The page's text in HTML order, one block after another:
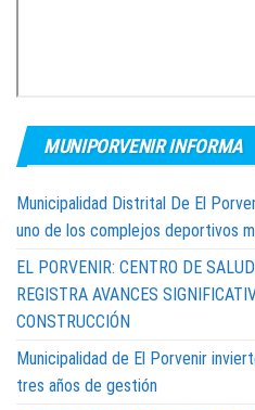
MUNIPORVENIR INFORMA
Municipalidad Distrital De El
uno de los complejos deportivos
EL PORVENIR: CENTRO DE
REGISTRA AVANCES
CONSTRUCCIÓN
Municipalidad de El Porvenir
tres años de gestión